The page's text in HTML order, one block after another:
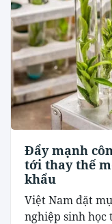
Đẩy mạnh
tới thay thế
khẩu
Việt Nam đặt
nghiệp sinh học